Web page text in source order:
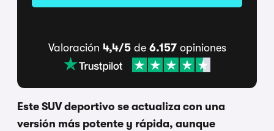
Valoración 4,4/5de 6.157opiniones
Este SUV deportivo se actualiza con una
versión más potente y rápida, aunque